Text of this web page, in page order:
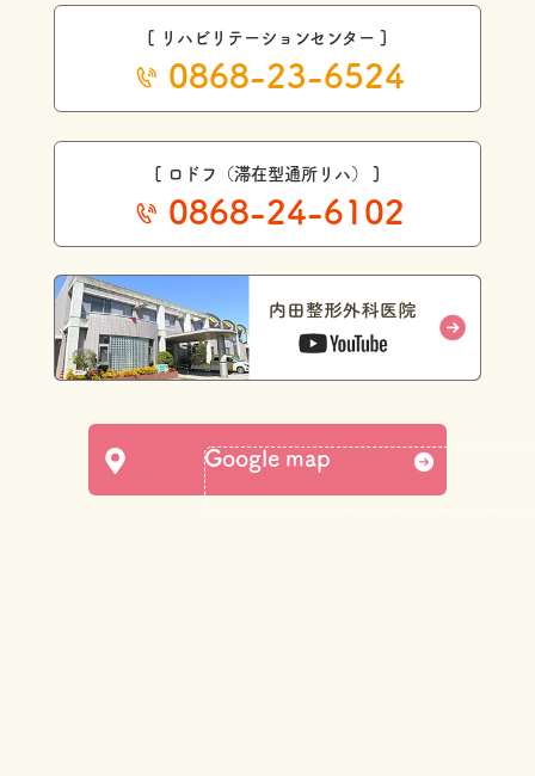
[ リハビリテーションセンター ]
0868-23-6524
[ ロドフ（滞在型通所リハ） ]
0868-24-6102
Google map